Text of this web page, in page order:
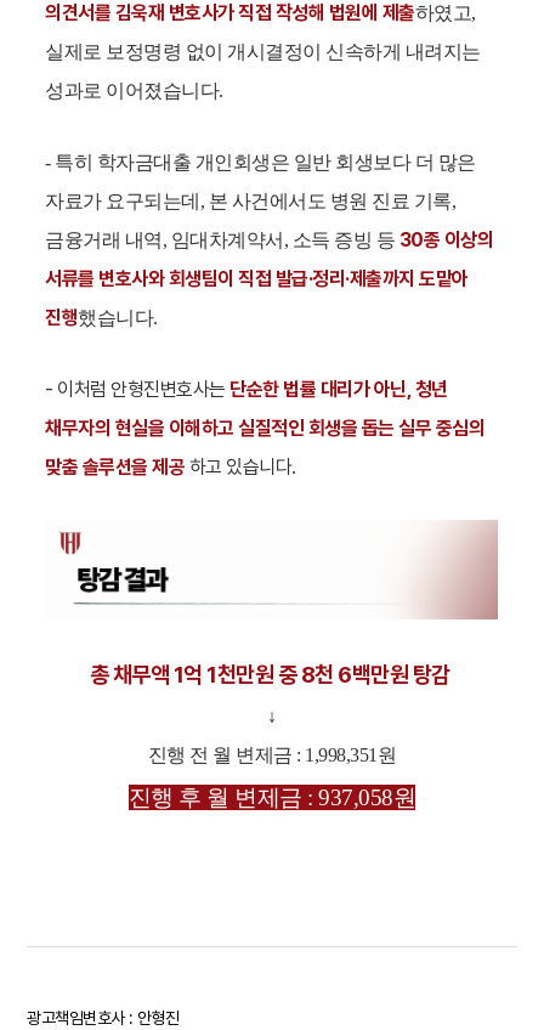
의견서를 김욱재 변호사가 직접 작성해 법원에 제출하였고,
실제로 보정명령 없이 개시결정이 신속하게 내려지는
성과로 이어졌습니다.
- 특히 학자금대출 개인회생은 일반 회생보다 더 많은
자료가 요구되는데, 본 사건에서도 병원 진료 기록,
금융거래 내역, 임대차계약서, 소득 증빙 등 30종 이상의
서류를 변호사와 회생팀이 직접 발급·정리·제출까지 도맡아
진행했습니다.
- 이처럼 안형진변호사는 단순한 법률 대리가 아닌, 청년
채무자의 현실을 이해하고 실질적인 회생을 돕는 실무 중심의
맞춤 솔루션을 제공 하고 있습니다.
총 채무액 1억 1천만원 중 8천 6백만원 탕감
↓
진행 전 월 변제금 : 1,998,351원
진행 후 월 변제금 : 937,058원
광고책임변호사 : 안형진